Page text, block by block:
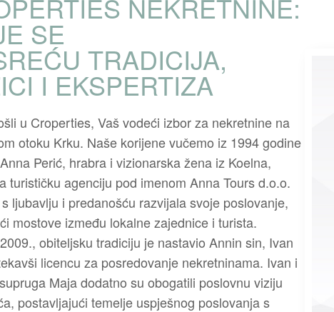
NEKRETNINE:
SE
TRADICIJA,
I EKSPERTIZA
u Croperties, Vaš vodeći izbor za nekretnine na
otoku Krku. Naše korijene vučemo iz 1994 godine
Perić, hrabra i vizionarska žena iz Koelna,
turističku agenciju pod imenom Anna Tours d.o.o.
ljubavlju i predanošću razvijala svoje poslovanje,
mostove između lokalne zajednice i turista.
obiteljsku tradiciju je nastavio Annin sin, Ivan
licencu za posredovanje nekretninama. Ivan i
Maja dodatno su obogatili poslovnu viziju
postavljajući temelje uspješnog poslovanja s